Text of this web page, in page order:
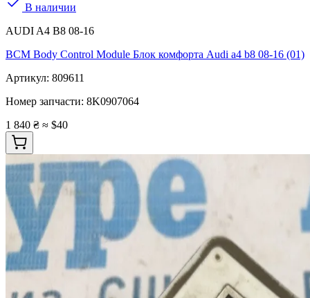
В наличии
AUDI A4 B8 08-16
BCM Body Control Module Блок комфорта Audi a4 b8 08-16 (01)
Артикул: 809611
Номер запчасти: 8K0907064
1 840 ₴ ≈ $40